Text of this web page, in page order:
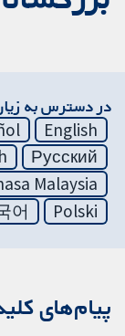
در دسترس به
English
Русский
Malaysia
Polski
어
پیام‌های